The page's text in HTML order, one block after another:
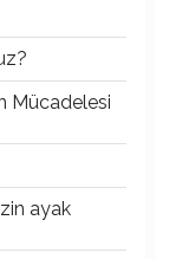
Mücadelesi
ayak